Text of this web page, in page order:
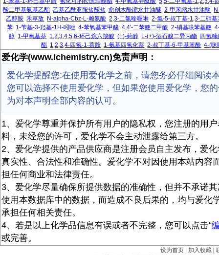
酸二甲基氨基乙酯 乙基乙酰亚胺盐酸盐 愈创木酚缩水甘油醚 2-甲苯缩水甘油醚
乙醇胺 禾草敌 N-alpha-Cbz-L-赖氨酸 2,3-二氯喹喔啉 2-氯-5-叔丁基-1,3-二硝
苯 1-苄基-3-羟基-1H-吲唑 4-苯氧基苯甲酸 4,4'-二苯醚二甲酸 2-硝基联苯基醚
醇 1-甲氧基萘 1,2,3,4,5,6-环己烷六羧酸 (+)-葑醇 L-(+)-酒石酸二异丙酯 四氢
酯 1,2,3,4-四氢-1-萘胺 1-氨基四氢化萘 2-叔丁基-6-甲基苯酚 4-(咪
爱化学(www.ichemistry.cn)免责声明：
爱化学提醒您:在使用爱化学之前，请您务必仔细阅读
您可以选择不使用爱化学，但如果您使用爱化学，您
为对本声明全部内容的认可。
1、爱化学尊重并保护所有用户的隐私权，您注册的用
料，未经您的许可，爱化学不会主动泄露给第三方。
2、爱化学提供的产品供应商是注册会员自主发布，爱
真实性、合法性和准确性。爱化学不对因使用本站内容
担任何商业和法律责任。
3、爱化学尽量确保所提供数据的准确性，但并不承诺
使用本数据库中的数据，而造成不良后果的，均与爱化
承担任何相关责任。
4、若是以上化学品信息有误或者不完整，您可以点击“
或完善。
设为首页 加入收藏